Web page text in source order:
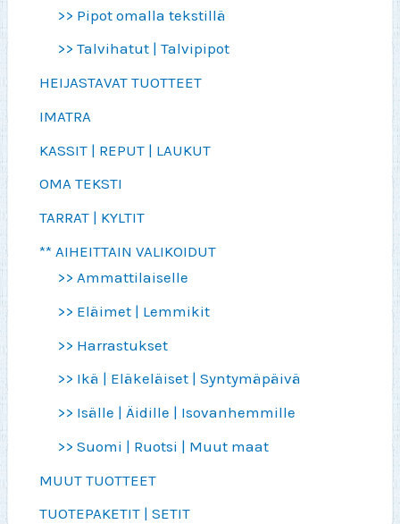
>> Pipot omalla tekstillä
>> Talvihatut | Talvipipot
HEIJASTAVAT TUOTTEET
IMATRA
KASSIT | REPUT | LAUKUT
OMA TEKSTI
TARRAT | KYLTIT
** AIHEITTAIN VALIKOIDUT
>> Ammattilaiselle
>> Eläimet | Lemmikit
>> Harrastukset
>> Ikä | Eläkeläiset | Syntymäpäivä
>> Isälle | Äidille | Isovanhemmille
>> Suomi | Ruotsi | Muut maat
MUUT TUOTTEET
TUOTEPAKETIT | SETIT